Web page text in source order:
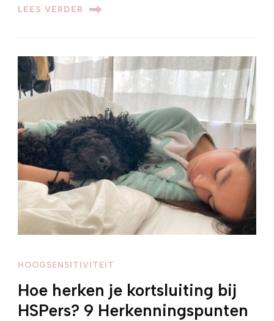
LEES VERDER
HOOGSENSITIVITEIT
Hoe herken je kortsluiting bij
HSPers? 9 Herkenningspunten